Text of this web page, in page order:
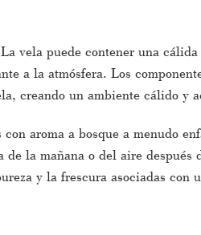
La vela puede contener una cálida
a la atmósfera. Los
creando un ambiente cálido y
con aroma a bosque a menudo
la mañana o del aire después
y la frescura asociadas con